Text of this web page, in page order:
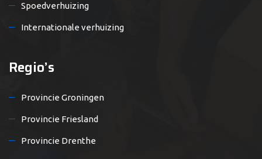
Spoedverhuizing
Internationale verhuizing
Regio’s
Provincie Groningen
Provincie Friesland
Provincie Drenthe